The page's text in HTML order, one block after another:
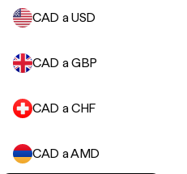
CAD a USD
CAD a GBP
CAD a CHF
CAD a AMD